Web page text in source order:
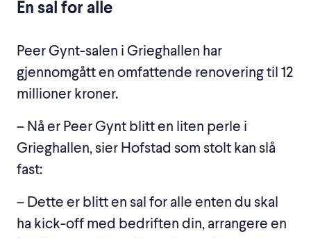
En sal for alle
Peer Gynt-salen i Grieghallen har
gjennomgått en omfattende renovering til 12
millioner kroner.
– Nå er Peer Gynt blitt en liten perle i
Grieghallen, sier Hofstad som stolt kan slå
fast:
– Dette er blitt en sal for alle enten du skal
ha kick-off med bedriften din, arrangere en